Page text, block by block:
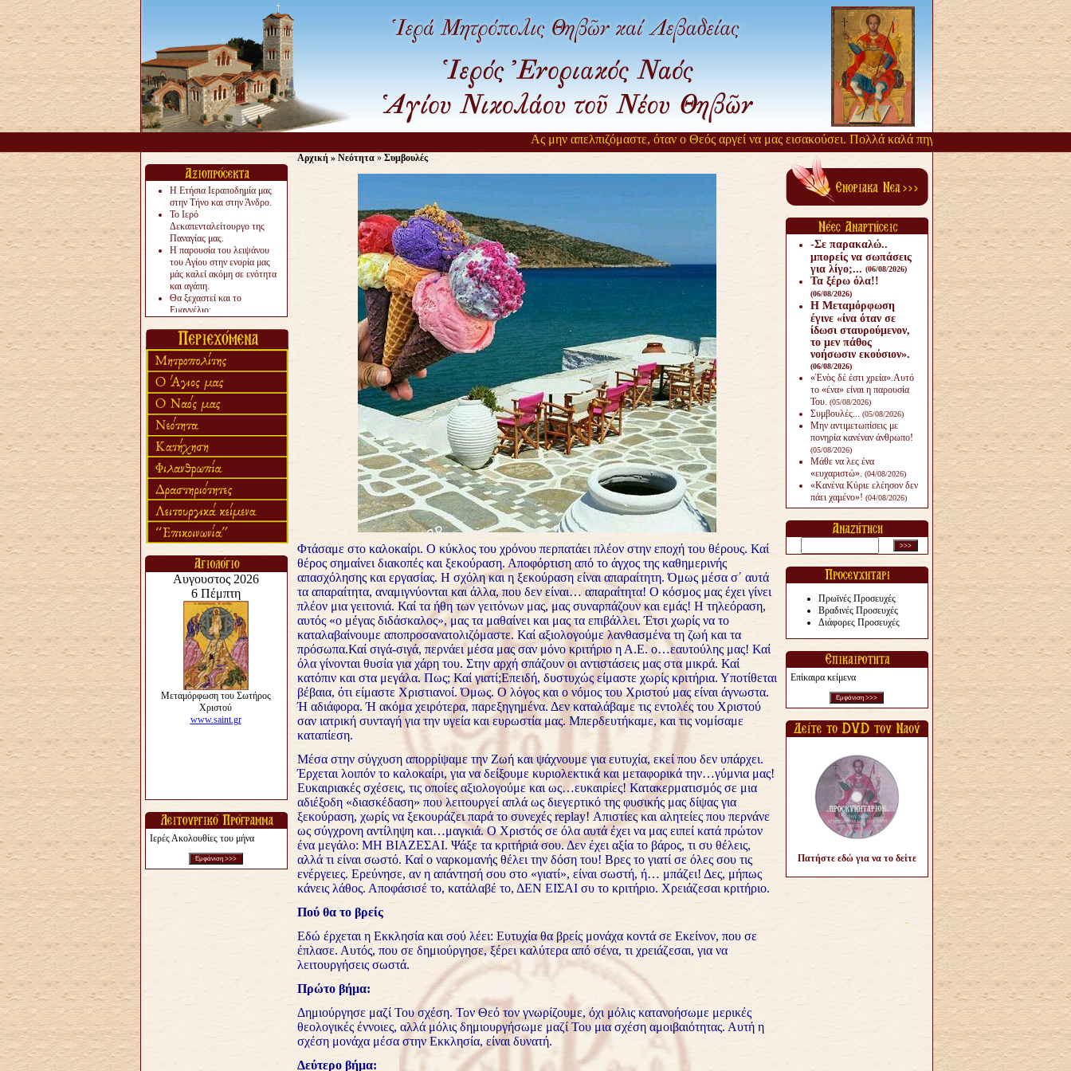
Ας μην απελπιζόμαστε, όταν ο Θεός αργεί να μας εισακούσει. Πολλά καλά πηγάζουν, από την αργοπορία
Η Ετήσια Ιεραποδημία μας
στην Τήνο και στην Άνδρο.
Το Ιερό
Δεκαπενταλείτουργο της
Παναγίας μας.
Η παρουσία του λειψάνου
του Αγίου στην ενορία μας
μάς καλεί ακόμη σε ενότητα
και αγάπη.
Θα ξεχαστεί και το
Ευαγγέλιο;
«πολύ αργά».
Ζητείται....
Ιερές Ακολουθίες του μήνα
Αρχική» Νεότητα» Συμβουλές
Φτάσαμε στο καλοκαίρι. Ο κύκλος του χρόνου περπατάει πλέον στην εποχή του θέρους. Καί
θέρος σημαίνει διακοπές και ξεκούραση. Αποφόρτιση από το άγχος της καθημερινής
απασχόλησης και εργασίας. Η σχόλη και η ξεκούραση είναι απαραίτητη. Όμως μέσα σ᾿ αυτά
τα απαραίτητα, αναμιγνύονται και άλλα, που δεν είναι… απαραίτητα! Ο κόσμος μας έχει γίνει
πλέον μια γειτονιά. Καί τα ήθη των γειτόνων μας, μας συναρπάζουν και εμάς! Η τηλεόραση,
αυτός «ο μέγας διδάσκαλος», μας τα μαθαίνει και μας τα επιβάλλει. Έτσι χωρίς να το
καταλαβαίνουμε αποπροσανατολιζόμαστε. Καί αξιολογούμε λανθασμένα τη ζωή και τα
πρόσωπα.Καί σιγά-σιγά, περνάει μέσα μας σαν μόνο κριτήριο η Α.Ε. ο…εαυτούλης μας! Καί
όλα γίνονται θυσία για χάρη του. Στην αρχή σπάζουν οι αντιστάσεις μας στα μικρά. Καί
κατόπιν και στα μεγάλα. Πως; Καί γιατί;Επειδή, δυστυχώς είμαστε χωρίς κριτήρια. Υποτίθεται
βέβαια, ότι είμαστε Χριστιανοί. Όμως. Ο λόγος και ο νόμος του Χριστού μας είναι άγνωστα.
Ή αδιάφορα. Ή ακόμα χειρότερα, παρεξηγημένα. Δεν καταλάβαμε τις εντολές του Χριστού
σαν ιατρική συνταγή για την υγεία και ευρωστία μας. Μπερδευτήκαμε, και τις νομίσαμε
καταπίεση.
Μέσα στην σύγχυση απορρίψαμε την Ζωή και ψάχνουμε για ευτυχία, εκεί που δεν υπάρχει.
Έρχεται λοιπόν το καλοκαίρι, για να δείξουμε κυριολεκτικά και μεταφορικά την…γύμνια μας!
Ευκαιριακές σχέσεις, τις οποίες αξιολογούμε και ως…ευκαιρίες! Κατακερματισμός σε μια
αδιέξοδη «διασκέδαση» που λειτουργεί απλά ως διεγερτικό της φυσικής μας δίψας για
ξεκούραση, χωρίς να ξεκουράζει παρά το συνεχές replay! Απιστίες και αλητείες που περνάνε
ως σύγχρονη αντίληψη και…μαγκιά. Ο Χριστός σε όλα αυτά έχει να μας ειπεί κατά πρώτον
ένα μεγάλο: ΜΗ ΒΙΑΖΕΣΑΙ. Ψάξε τα κριτήριά σου. Δεν έχει αξία το βάρος, τι συ θέλεις,
αλλά τι είναι σωστό. Καί ο ναρκομανής θέλει την δόση του! Βρες το γιατί σε όλες σου τις
ενέργειες. Ερεύνησε, αν η απάντησή σου στο «γιατί», είναι σωστή, ή… μπάζει! Δες, μήπως
κάνεις λάθος. Αποφάσισέ το, κατάλαβέ το, ΔΕΝ ΕΙΣΑΙ συ το κριτήριο. Χρειάζεσαι κριτήριο.
Πού θα το βρείς
Εδώ έρχεται η Εκκλησία και σού λέει: Ευτυχία θα βρείς μονάχα κοντά σε Εκείνον, που σε
έπλασε. Αυτός, που σε δημιούργησε, ξέρει καλύτερα από σένα, τι χρειάζεσαι, για να
λειτουργήσεις σωστά.
Πρώτο βήμα:
Δημιούργησε μαζί Του σχέση. Τον Θεό τον γνωρίζουμε, όχι μόλις κατανοήσωμε μερικές
θεολογικές έννοιες, αλλά μόλις δημιουργήσωμε μαζί Του μια σχέση αμοιβαιότητας. Αυτή η
σχέση μονάχα μέσα στην Εκκλησία, είναι δυνατή.
Δεύτερο βήμα:
-Σε παρακαλώ..
μπορείς να σωπάσεις
για λίγο;... (06/08/2026)
Τα ξέρω όλα!!
(06/08/2026)
Η Μεταμόρφωση
έγινε «ίνα όταν σε
ίδωσι σταυρούμενον,
το μεν πάθος
νοήσωσιν εκούσιον».
(06/08/2026)
«Ἑνὸς δέ ἐστι χρεία».Αυτό
το «ένα» είναι η παρουσία
Του. (05/08/2026)
Συμβουλές... (05/08/2026)
Μην αντιμετωπίσεις με
πονηρία κανέναν άνθρω­πο!
(05/08/2026)
Μάθε να λες ένα
«ευχαριστώ». (04/08/2026)
«Κανένα Κύριε ελέησον δεν
πάει χαμένο»! (04/08/2026)
Πρωϊνές Προσευχές
Βραδινές Προσευχές
Διάφορες Προσευχές
Επίκαιρα κείμενα
Πατήστε εδώ για να το δείτε